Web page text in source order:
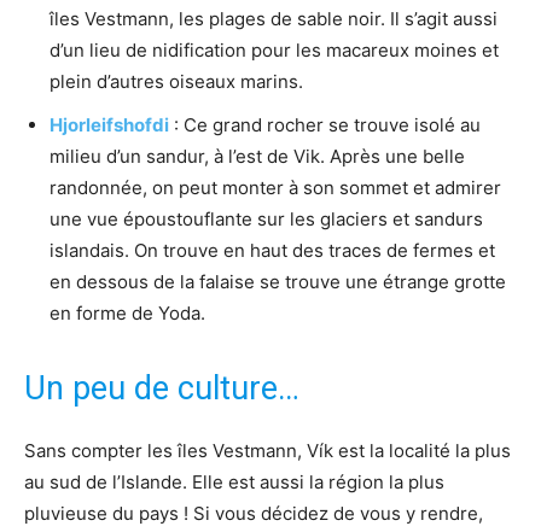
îles Vestmann, les plages de sable noir. Il s’agit aussi
d’un lieu de nidification pour les macareux moines et
plein d’autres oiseaux marins.
Hjorleifshofdi : Ce grand rocher se trouve isolé au
milieu d’un sandur, à l’est de Vik. Après une belle
randonnée, on peut monter à son sommet et admirer
une vue époustouflante sur les glaciers et sandurs
islandais. On trouve en haut des traces de fermes et
en dessous de la falaise se trouve une étrange grotte
en forme de Yoda.
Un peu de culture…
Sans compter les îles Vestmann, Vík est la localité la plus
au sud de l’Islande. Elle est aussi la région la plus
pluvieuse du pays ! Si vous décidez de vous y rendre,